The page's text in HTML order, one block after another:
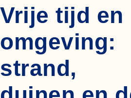
Vrije tijd en
omgeving:
strand,